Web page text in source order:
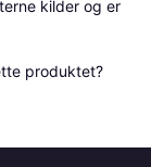
kilder og er
produktet?